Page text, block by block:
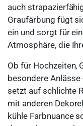
auch
Graufärbung fügt
ein und sorgt für
Atmosphäre, die
Ob für Hochzeiten,
besondere
setzt auf schlichte
mit anderen
kühle Farbnuance